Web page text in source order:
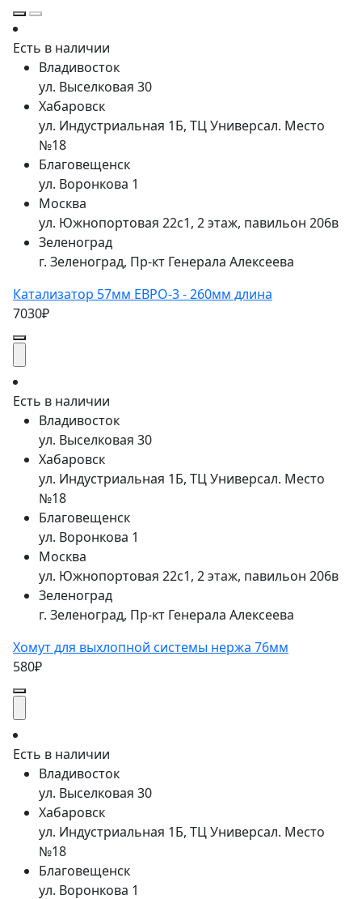
Есть в наличии
Владивосток
ул. Выселковая 30
Хабаровск
ул. Индустриальная 1Б, ТЦ Универсал. Место
№18
Благовещенск
ул. Воронкова 1
Москва
ул. Южнопортовая 22с1, 2 этаж, павильон 206в
Зеленоград
г. Зеленоград, Пр-кт Генерала Алексеева
Катализатор 57мм ЕВРО-3 - 260мм длина
7030₽
Есть в наличии
Владивосток
ул. Выселковая 30
Хабаровск
ул. Индустриальная 1Б, ТЦ Универсал. Место
№18
Благовещенск
ул. Воронкова 1
Москва
ул. Южнопортовая 22с1, 2 этаж, павильон 206в
Зеленоград
г. Зеленоград, Пр-кт Генерала Алексеева
Хомут для выхлопной системы нержа 76мм
580₽
Есть в наличии
Владивосток
ул. Выселковая 30
Хабаровск
ул. Индустриальная 1Б, ТЦ Универсал. Место
№18
Благовещенск
ул. Воронкова 1